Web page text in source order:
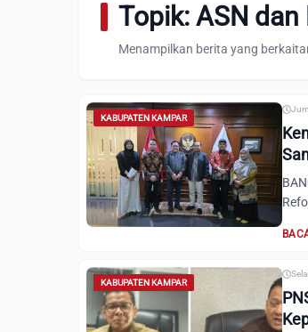
Topik: ASN
Menampilkan berita yang
KABUPATEN KAMPAR
KABUPATEN KAMPAR